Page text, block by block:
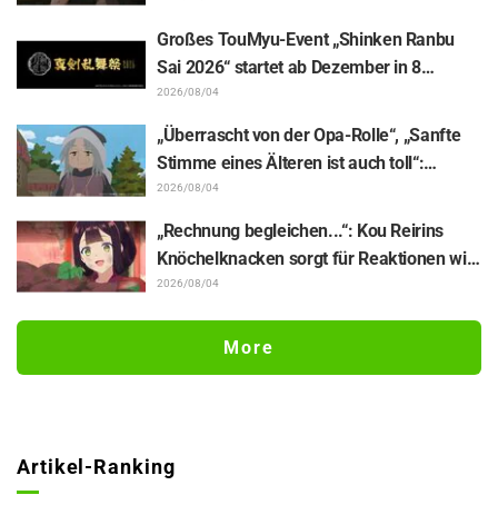
Szenenausschnitten, WEB-Trailer und
Episodenposter
Großes TouMyu-Event „Shinken Ranbu
Sai 2026“ startet ab Dezember in 8
Städten Japans! Alle 44 Touken Danshi
vereint
2026/08/04
„Überrascht von der Opa-Rolle“, „Sanfte
Stimme eines Älteren ist auch toll“:
Reaktionen auf Akira Ishidas Stimme als
Stammesfürst in Episode 6 von
„Jaadugar: A Witch in Mongolia“
2026/08/04
„Rechnung begleichen...“: Kou Reirins
Knöchelknacken sorgt für Reaktionen wie
„Total Muskelhirn (lol)“ und „Schaut euch
Am an Inept Villainess“
2026/08/04
More
Artikel-Ranking